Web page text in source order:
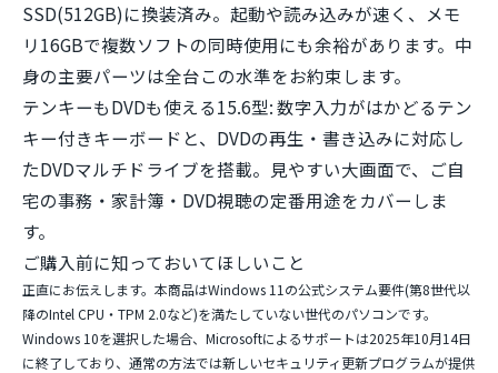
SSD(512GB)に換装済み。起動や読み込みが速く、メモ
リ16GBで複数ソフトの同時使用にも余裕があります。中
身の主要パーツは全台この水準をお約束します。
テンキーもDVDも使える15.6型:数字入力がはかどるテン
キー付きキーボードと、DVDの再生・書き込みに対応し
たDVDマルチドライブを搭載。見やすい大画面で、ご自
宅の事務・家計簿・DVD視聴の定番用途をカバーしま
す。
ご購入前に知っておいてほしいこと
正直にお伝えします。本商品はWindows 11の公式システム要件(第8世代以
降のIntel CPU・TPM 2.0など)を満たしていない世代のパソコンです。
Windows 10を選択した場合、Microsoftによるサポートは2025年10月14日
に終了しており、通常の方法では新しいセキュリティ更新プログラムが提供